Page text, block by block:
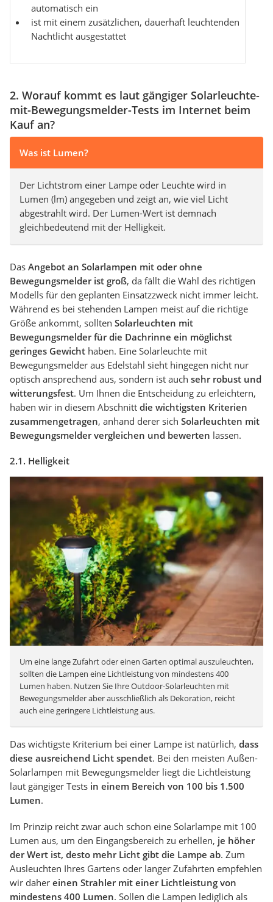
automatisch ein
ist mit einem zusätzlichen, dauerhaft leuchtenden
Nachtlicht ausgestattet
2. Worauf kommt es laut gängiger Solarleuchte-
mit-Bewegungsmelder-Tests im Internet beim
Kauf an?
Was ist Lumen?
Der Lichtstrom einer Lampe oder Leuchte wird in
Lumen (lm) angegeben und zeigt an, wie viel Licht
abgestrahlt wird. Der Lumen-Wert ist demnach
gleichbedeutend mit der Helligkeit.
Das Angebot an Solarlampen mit oder ohne
Bewegungsmelder ist groß, da fällt die Wahl des richtigen
Modells für den geplanten Einsatzzweck nicht immer leicht.
Während es bei stehenden Lampen meist auf die richtige
Größe ankommt, sollten Solarleuchten mit
Bewegungsmelder für die Dachrinne ein möglichst
geringes Gewicht haben. Eine Solarleuchte mit
Bewegungsmelder aus Edelstahl sieht hingegen nicht nur
optisch ansprechend aus, sondern ist auch sehr robust und
witterungsfest. Um Ihnen die Entscheidung zu erleichtern,
haben wir in diesem Abschnitt die wichtigsten Kriterien
zusammengetragen, anhand derer sich Solarleuchten mit
Bewegungsmelder vergleichen und bewerten lassen.
2.1. Helligkeit
Um eine lange Zufahrt oder einen Garten optimal auszuleuchten,
sollten die Lampen eine Lichtleistung von mindestens 400
Lumen haben. Nutzen Sie Ihre Outdoor-Solarleuchten mit
Bewegungsmelder aber ausschließlich als Dekoration, reicht
auch eine geringere Lichtleistung aus.
Das wichtigste Kriterium bei einer Lampe ist natürlich, dass
diese ausreichend Licht spendet. Bei den meisten Außen-
Solarlampen mit Bewegungsmelder liegt die Lichtleistung
laut gängiger Tests in einem Bereich von 100 bis 1.500
Lumen.
Im Prinzip reicht zwar auch schon eine Solarlampe mit 100
Lumen aus, um den Eingangsbereich zu erhellen, je höher
der Wert ist, desto mehr Licht gibt die Lampe ab. Zum
Ausleuchten Ihres Gartens oder langer Zufahrten empfehlen
wir daher einen Strahler mit einer Lichtleistung von
mindestens 400 Lumen. Sollen die Lampen lediglich als